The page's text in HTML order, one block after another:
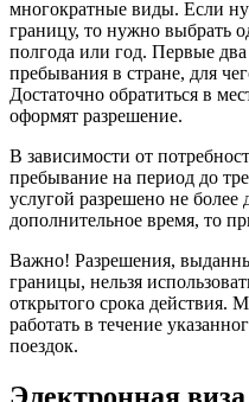
многократные виды. Если
границу, то нужно выбрать
полгода или год. Первые
пребывания в стране, для
Достаточно обратиться в
оформят разрешение.
В зависимости от
пребывание на период до
услугой разрешено не более
дополнительное время, то
Важно! Разрешения,
границы, нельзя
открытого срока действия.
работать в течение
поездок.